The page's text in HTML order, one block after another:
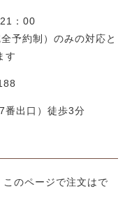
：00
予約制）のみの対応と
す
番出口）徒歩3分
のページで注文はで